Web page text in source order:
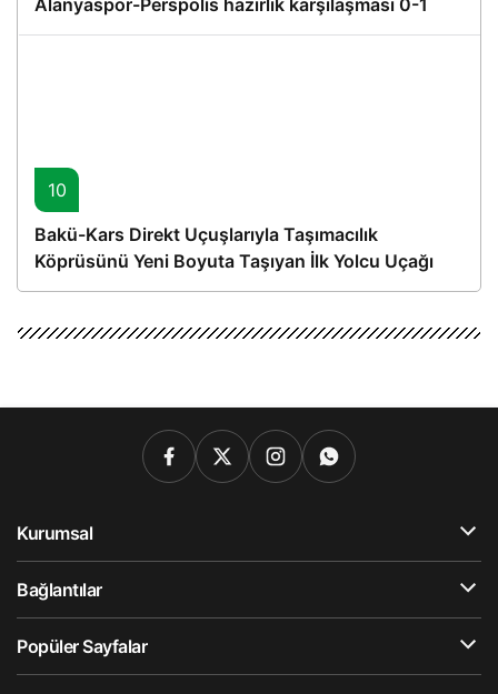
10
Bakü-Kars Direkt Uçuşlarıyla Taşımacılık
Köprüsünü Yeni Boyuta Taşıyan İlk Yolcu Uçağı
Hareket Etti
Kurumsal
Bağlantılar
Popüler Sayfalar